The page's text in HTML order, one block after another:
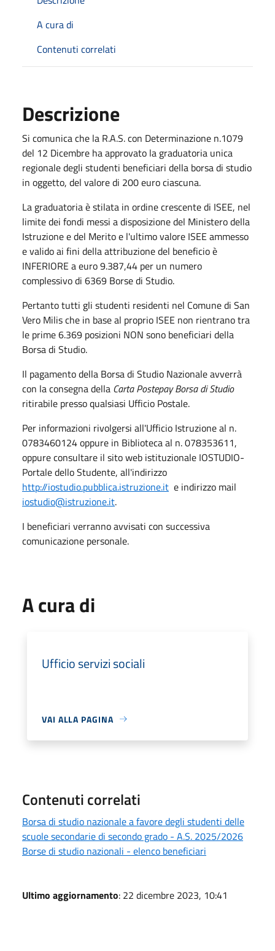
A cura di
Contenuti correlati
Descrizione
Si comunica che la R.A.S. con Determinazione n.1079
del 12 Dicembre ha approvato la graduatoria unica
regionale degli studenti beneficiari della borsa di studio
in oggetto, del valore di 200 euro ciascuna.
La graduatoria è stilata in ordine crescente di ISEE, nel
limite dei fondi messi a disposizione del Ministero della
Istruzione e del Merito e l'ultimo valore ISEE ammesso
e valido ai fini della attribuzione del beneficio è
INFERIORE a euro 9.387,44 per un numero
complessivo di 6369 Borse di Studio.
Pertanto tutti gli studenti residenti nel Comune di San
Vero Milis che in base al proprio ISEE non rientrano tra
le prime 6.369 posizioni NON sono beneficiari della
Borsa di Studio.
Il pagamento della Borsa di Studio Nazionale avverrà
con la consegna della Carta Postepay Borsa di Studio
ritirabile presso qualsiasi Ufficio Postale.
Per informazioni rivolgersi all'Ufficio Istruzione al n.
0783460124 oppure in Biblioteca al n. 078353611,
oppure consultare il sito web istituzionale IOSTUDIO-
Portale dello Studente, all'indirizzo
http://iostudio.pubblica.istruzione.it e indirizzo mail
iostudio@istruzione.it.
I beneficiari verranno avvisati con successiva
comunicazione personale.
A cura di
Ufficio servizi sociali
VAI ALLA PAGINA
Contenuti correlati
Borsa di studio nazionale a favore degli studenti delle
scuole secondarie di secondo grado - A.S. 2025/2026
Borse di studio nazionali - elenco beneficiari
Ultimo aggiornamento: 22 dicembre 2023, 10:41